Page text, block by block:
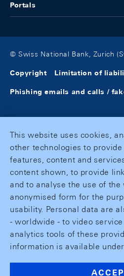
Portals
© Swiss National Bank, Zurich
Copyright Limitation of
Phishing emails and calls /
This website uses cookies,
other technologies to provide
features, content and
content shown, to provide
and to analyse the use of the
anonymised form for the
usability. Personal data are
- worldwide - to video
analytics tools of these
information is available